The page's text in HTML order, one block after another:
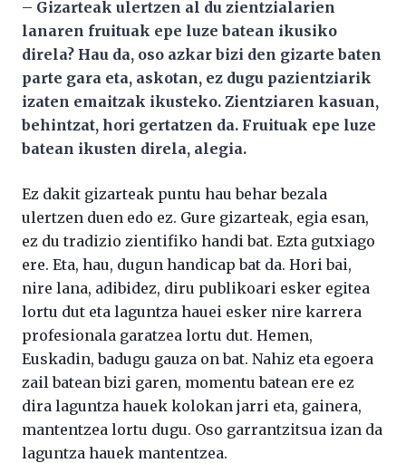
– Gizarteak ulertzen al du zientzialarien
lanaren fruituak epe luze batean ikusiko
direla? Hau da, oso azkar bizi den gizarte baten
parte gara eta, askotan, ez dugu pazientziarik
izaten emaitzak ikusteko. Zientziaren kasuan,
behintzat, hori gertatzen da. Fruituak epe luze
batean ikusten direla, alegia.
Ez dakit gizarteak puntu hau behar bezala
ulertzen duen edo ez. Gure gizarteak, egia esan,
ez du tradizio zientifiko handi bat. Ezta gutxiago
ere. Eta, hau, dugun handicap bat da. Hori bai,
nire lana, adibidez, diru publikoari esker egitea
lortu dut eta laguntza hauei esker nire karrera
profesionala garatzea lortu dut. Hemen,
Euskadin, badugu gauza on bat. Nahiz eta egoera
zail batean bizi garen, momentu batean ere ez
dira laguntza hauek kolokan jarri eta, gainera,
mantentzea lortu dugu. Oso garrantzitsua izan da
laguntza hauek mantentzea.